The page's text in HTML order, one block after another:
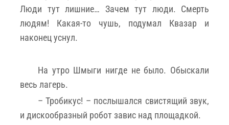
Люди тут лишние… Зачем тут люди. Смерть
людям! Какая-то чушь, подумал Квазар и
наконец уснул.
На утро Шмыги нигде не было. Обыскали
весь лагерь.
– Тробикус! – послышался свистящий звук,
и дискообразный робот завис над площадкой.